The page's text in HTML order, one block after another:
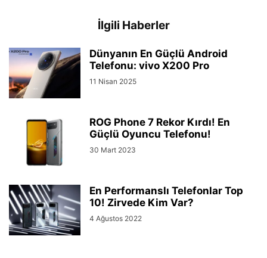
İlgili Haberler
Dünyanın En Güçlü Android
Telefonu: vivo X200 Pro
11 Nisan 2025
ROG Phone 7 Rekor Kırdı! En
Güçlü Oyuncu Telefonu!
30 Mart 2023
En Performanslı Telefonlar Top
10! Zirvede Kim Var?
4 Ağustos 2022